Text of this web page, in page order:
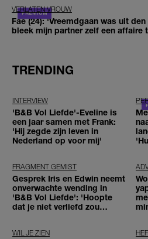
VERLATEN VROUW
Fae (24): 'Vreemdgaan was uit
bleek mijn partner zelf een affaire
TRENDING
INTERVIEW
'B&B Vol Liefde'-Eveline is
een jaar samen met Frank:
'Hij zegde zijn leven in
Nederland op voor mij'
FRAGMENT GEMIST
Gesprek Iris en Edwin neemt
onverwachte wending in
'B&B Vol Liefde': 'Hoopte
dat je niet verliefd zou
WIL JE ZIEN